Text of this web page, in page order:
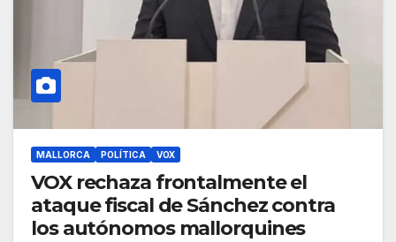
MALLORCA POLÍTICA VOX
VOX rechaza frontalmente el
ataque fiscal de Sánchez contra
los autónomos mallorquines